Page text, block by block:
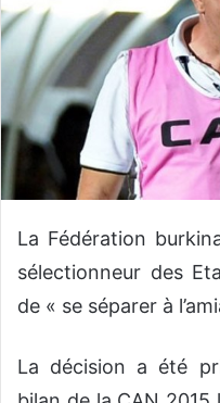
r
u
n
c
o
u
r
i
La Fédération
sélectionneur des
de « se séparer à
La décision a été